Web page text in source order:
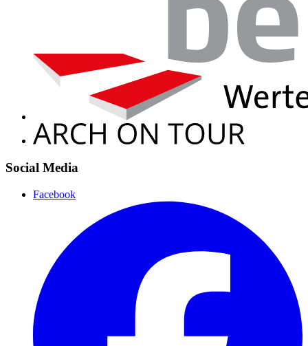
Social Media
Facebook